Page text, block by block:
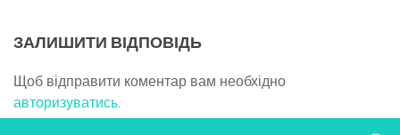
ЗАЛИШИТИ ВІДПОВІДЬ
Щоб відправити коментар вам необхідно
авторизуватись.